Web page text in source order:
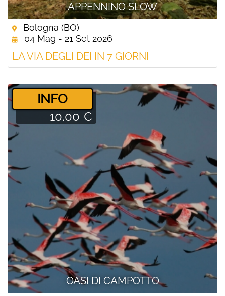
APPENNINO SLOW
Bologna (BO)
04 Mag - 21 Set 2026
LA VIA DEGLI DEI IN 7 GIORNI
OASI DI CAMPOTTO
­INFO
10.00 €